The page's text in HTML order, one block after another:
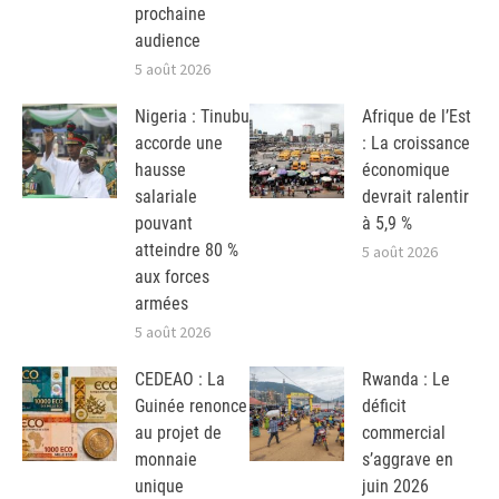
prochaine
audience
5 août 2026
Nigeria : Tinubu
accorde une
hausse
salariale
pouvant
atteindre 80 %
aux forces
armées
5 août 2026
Afrique de l’Est
: La croissance
économique
devrait ralentir
à 5,9 %
5 août 2026
CEDEAO : La
Guinée renonce
au projet de
monnaie
unique
Rwanda : Le
déficit
commercial
s’aggrave en
juin 2026